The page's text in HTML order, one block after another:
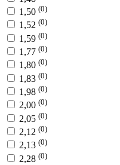
1,50 (0)
1,52 (0)
1,59 (0)
1,77 (0)
1,80 (0)
1,83 (0)
1,98 (0)
2,00 (0)
2,05 (0)
2,12 (0)
2,13 (0)
2,28 (0)